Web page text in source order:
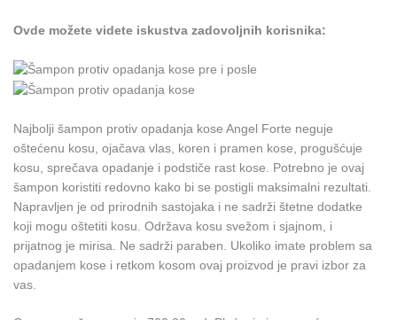
Ovde možete videte iskustva zadovoljnih korisnika:
Najbolji šampon protiv opadanja kose Angel Forte neguje
oštećenu kosu, ojačava vlas, koren i pramen kose, progušćuje
kosu, sprečava opadanje i podstiče rast kose. Potrebno je ovaj
šampon koristiti redovno kako bi se postigli maksimalni rezultati.
Napravljen je od prirodnih sastojaka i ne sadrži štetne dodatke
koji mogu oštetiti kosu. Održava kosu svežom i sjajnom, i
prijatnog je mirisa. Ne sadrži paraben. Ukoliko imate problem sa
opadanjem kose i retkom kosom ovaj proizvod je pravi izbor za
vas.